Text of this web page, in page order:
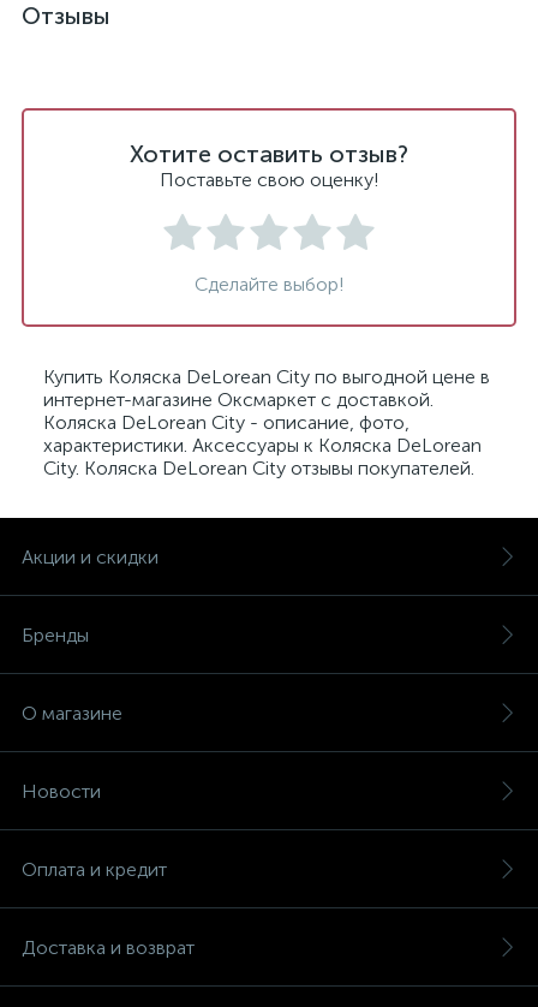
Отзывы
Хотите оставить отзыв?
Поставьте свою оценку!
Сделайте выбор!
Купить Коляска DeLorean City по выгодной цене в
интернет-магазине Оксмаркет с доставкой.
Коляска DeLorean City - описание, фото,
характеристики. Аксессуары к Коляска DeLorean
City. Коляска DeLorean City отзывы покупателей.
Акции и скидки
Бренды
О магазине
Новости
Оплата и кредит
Доставка и возврат